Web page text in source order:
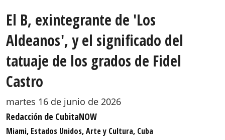
El B, exintegrante de 'Los
Aldeanos', y el significado del
tatuaje de los grados de Fidel
Castro
martes 16 de junio de 2026
Redacción de CubitaNOW
Miami, Estados Unidos, Arte y Cultura, Cuba